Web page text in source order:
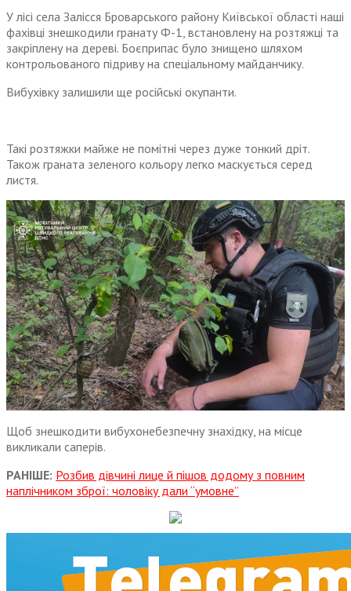
У лісі села Залісся Броварського району Київської області наші
фахівці знешкодили гранату Ф-1, встановлену на розтяжці та
закріплену на дереві. Боєприпас було знищено шляхом
контрольованого підриву на спеціальному майданчику.
Вибухівку залишили ще російські окупанти.
Такі розтяжки майже не помітні через дуже тонкий дріт.
Також граната зеленого кольору легко маскується серед
листя.
Щоб знешкодити вибухонебезпечну знахідку, на місце
викликали саперів.
РАНІШЕ: Розбив дівчині лице й пішов додому з повним
наплічником зброї: чоловіку дали “умовне”